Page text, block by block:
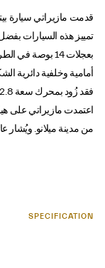
بعجلات 14
أمامية وخلفية دائرية
اعتمدت مازيراتي على
من مدينة ميلانو. ويُشار عادة
SPECIFICATION